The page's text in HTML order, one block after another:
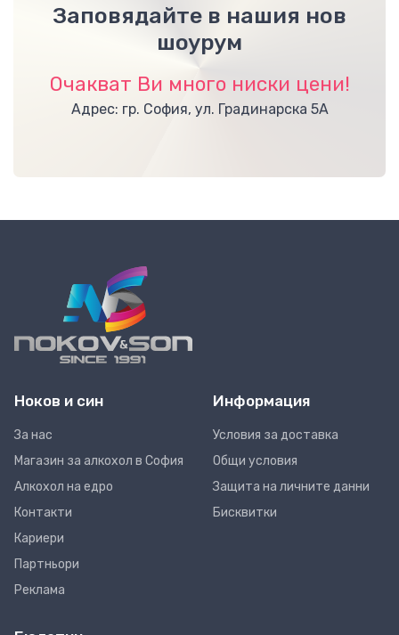
Заповядайте в нашия нов
шоурум
Очакват Ви много ниски цени!
Адрес: гр. София, ул. Градинарска 5А
Ноков и син
За нас
Магазин за алкохол в София
Алкохол на едро
Контакти
Кариери
Партньори
Реклама
Информация
Условия за доставка
Общи условия
Защита на личните данни
Бисквитки